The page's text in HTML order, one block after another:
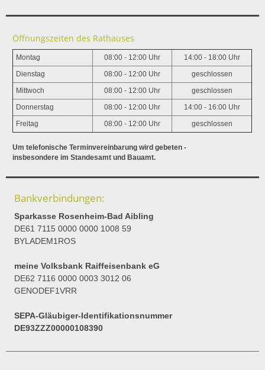
Öffnungszeiten des Rathauses
Montag 08:00 - 12:00 Uhr 14:00 - 18:00 Uhr
Dienstag 08:00 - 12:00 Uhr geschlossen
Mittwoch 08:00 - 12:00 Uhr geschlossen
Donnerstag 08:00 - 12:00 Uhr 14:00 - 16:00 Uhr
Freitag 08:00 - 12:00 Uhr geschlossen
Um telefonische Terminvereinbarung wird gebeten -
insbesondere im Standesamt und Bauamt.
Bankverbindungen:
Sparkasse Rosenheim-Bad Aibling
DE61 7115 0000 0000 1008 59
BYLADEM1ROS
meine Volksbank Raiffeisenbank eG
DE62 7116 0000 0003 3012 06
GENODEF1VRR
SEPA-Gläubiger-Identifikationsnummer
DE93ZZZ00000108390